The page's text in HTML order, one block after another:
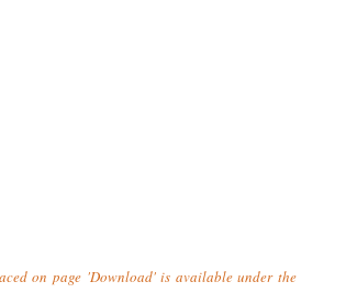
on page 'Download' is available under the